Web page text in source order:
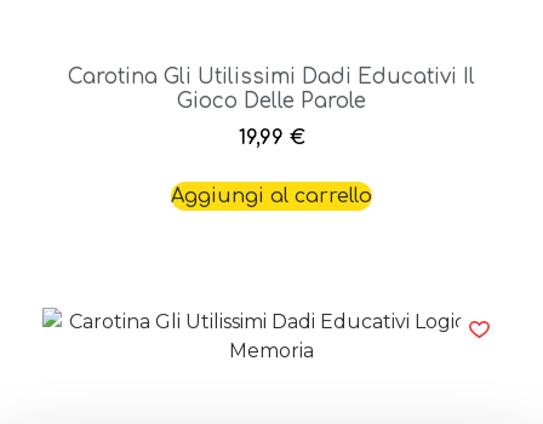
Carotina Gli Utilissimi Dadi Educativi Il
Gioco Delle Parole
19,99 €
Aggiungi al carrello